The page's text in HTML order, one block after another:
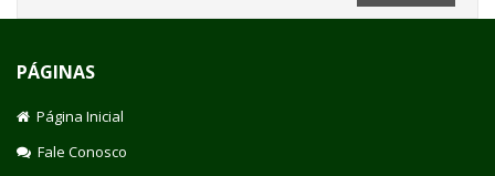
PÁGINAS
Página Inicial
Fale Conosco